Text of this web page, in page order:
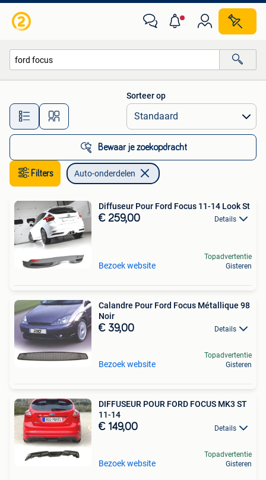
Alle afstanden…
Sorteer op
Bewaar je zoekopdracht
Filters Auto-onderdelen
Diffuseur Pour Ford Focus 11-14 Look St
€ 259,00 Details
Bezoek website
Topadvertentie
Gisteren
Calandre Pour Ford Focus Métallique 98
Noir
€ 39,00 Details
Bezoek website
Topadvertentie
Gisteren
DIFFUSEUR POUR FORD FOCUS MK3 ST
11-14
€ 149,00 Details
Bezoek website
Topadvertentie
Gisteren